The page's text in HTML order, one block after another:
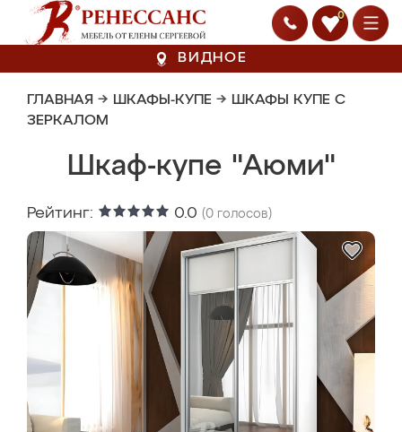
0
ВИДНОЕ
ГЛАВНАЯ → ШКАФЫ-КУПЕ → ШКАФЫ КУПЕ С
ЗЕРКАЛОМ
Шкаф-купе "Аюми"
Рейтинг: 0.0 (0 голосов)